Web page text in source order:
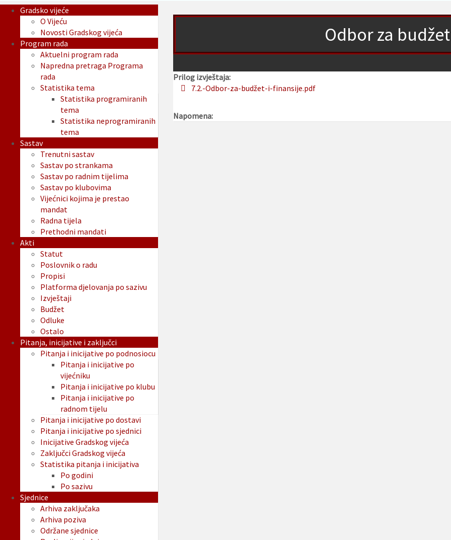
Odbor za
Prilog izvještaja:
7.2.-Odbor-za-budžet-i-finansije.pdf
Napomena:
Gradsko vijeće
O Vijeću
Novosti Gradskog vijeća
Program rada
Aktuelni program rada
Napredna pretraga Programa
rada
Statistika tema
Statistika programiranih
tema
Statistika neprogramiranih
tema
Sastav
Trenutni sastav
Sastav po strankama
Sastav po radnim tijelima
Sastav po klubovima
Vijećnici kojima je prestao
mandat
Radna tijela
Prethodni mandati
Akti
Statut
Poslovnik o radu
Propisi
Platforma djelovanja po sazivu
Izvještaji
Budžet
Odluke
Ostalo
Pitanja, inicijative i zaključci
Pitanja i inicijative po podnosiocu
Pitanja i inicijative po
vijećniku
Pitanja i inicijative po klubu
Pitanja i inicijative po
radnom tijelu
Pitanja i inicijative po dostavi
Pitanja i inicijative po sjednici
Inicijative Gradskog vijeća
Zaključci Gradskog vijeća
Statistika pitanja i inicijativa
Po godini
Po sazivu
Sjednice
Arhiva zaključaka
Arhiva poziva
Održane sjednice